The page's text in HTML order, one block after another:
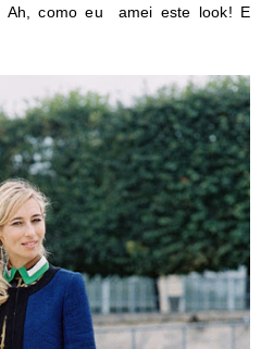
Ah, como eu amei este look! E